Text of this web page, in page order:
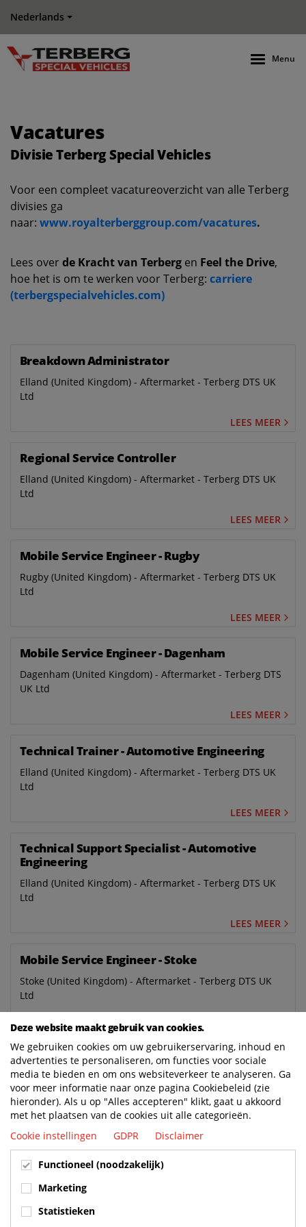
Nederlands
Menu
Vacatures
Divisie Terberg Special Vehicles
Voor een compleet vacatureoverzicht van alle Terberg
divisies ga
naar: www.royalterberggroup.com/vacatures.
Lees overde Kracht van Terberg en Feel the Drive,
hoe het is om te werken voor Terberg: carriere
(terbergspecialvehicles.com)
Breakdown Administrator
Elland (United Kingdom) - Aftermarket - Terberg DTS UK
Ltd
LEES MEER
Regional Service Controller
Elland (United Kingdom) - Aftermarket - Terberg DTS UK
Ltd
LEES MEER
Mobile Service Engineer - Rugby
Rugby (United Kingdom) - Aftermarket - Terberg DTS UK
Ltd
LEES MEER
Mobile Service Engineer - Dagenham
Dagenham (United Kingdom) - Aftermarket - Terberg DTS
UK Ltd
LEES MEER
Technical Trainer - Automotive Engineering
Elland (United Kingdom) - Aftermarket - Terberg DTS UK
Ltd
LEES MEER
Technical Support Specialist - Automotive
Engineering
Elland (United Kingdom) - Aftermarket - Terberg DTS UK
Ltd
LEES MEER
Mobile Service Engineer - Stoke
Stoke (United Kingdom) - Aftermarket - Terberg DTS UK
Ltd
Mobile Service Engineer - Sheffield
Sheffield (United Kingdom) - Aftermarket - Terberg DTS
UK Ltd
LEES MEER
Mobile Service Engineer - Peterborough
DTS UK Ltd
Deze website maakt gebruik van cookies.
We gebruiken cookies om uw gebruikerservaring, inhoud en
advertenties te personaliseren, om functies voor sociale
media te bieden en om ons websiteverkeer te analyseren. Ga
voor meer informatie naar onze pagina Cookiebeleid (zie
hieronder). Als u op "Alles accepteren" klikt, gaat u akkoord
met het plaatsen van de cookies uit alle categorieën.
Cookie instellingen
GDPR Disclaimer
Functioneel (noodzakelijk)
Marketing
Statistieken